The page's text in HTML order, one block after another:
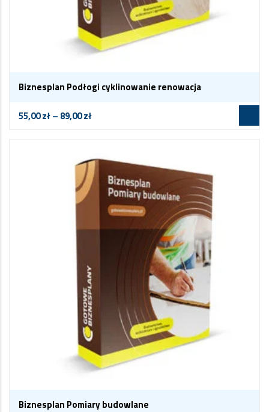
Biznesplan Podłogi cyklinowanie renowacja
55,00zł– 89,00zł
Biznesplan Pomiary budowlane